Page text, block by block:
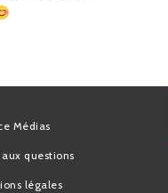
Espace Médias
Foire aux questions
Mentions légales